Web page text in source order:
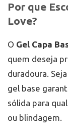
Por que
Love?
O Gel Capa
quem deseja
duradoura.
gel base
sólida para
ou blindagem.